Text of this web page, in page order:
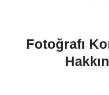
Fotoğrafı